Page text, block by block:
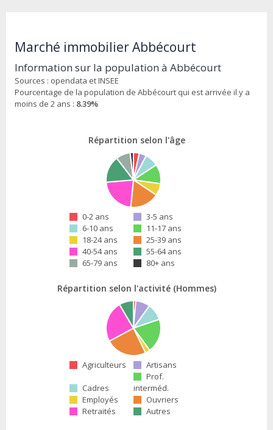
Marché immobilier Abbécourt
Information sur la population à Abbécourt
Sources : opendata et INSEE
Pourcentage de la population de Abbécourt qui est arrivée il y a
moins de 2 ans : 8.39%
Répartition selon l'âge
0-2 ans
3-5 ans
6-10 ans
11-17 ans
18-24 ans
25-39 ans
40-54 ans
55-64 ans
65-79 ans
80+ ans
Répartition selon l'activité (Hommes)
Agriculteurs Artisans
Cadres
Prof.
interméd.
Employés
Ouvriers
Retraités
Autres